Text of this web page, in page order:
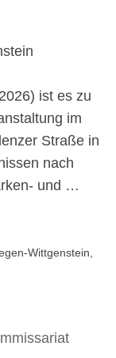
ist es zu
im
Straße in
nach
und …
Wittgenstein,